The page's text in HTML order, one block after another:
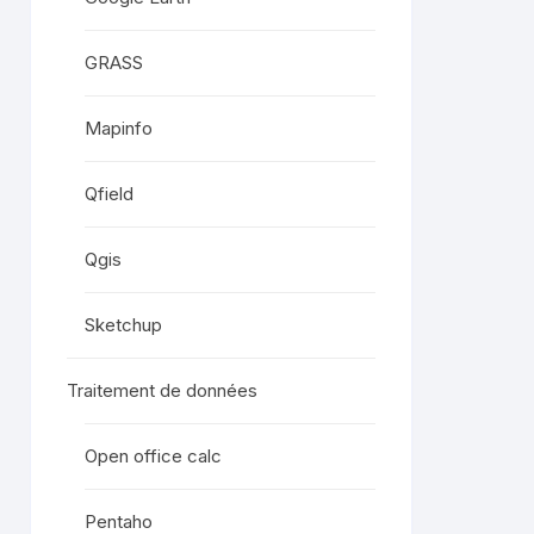
GRASS
Mapinfo
Qfield
Qgis
Sketchup
Traitement de données
Open office calc
Pentaho